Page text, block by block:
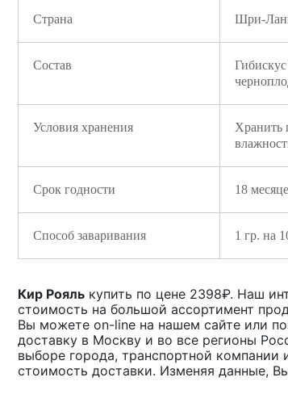
Страна Шри-
Состав
Условия хранения
Хранить
Срок годности 18
Способ заваривания 1 гр. на
Кир Роялькупить по цене 2398₽. Наш
стоимость на большой ассортимент
Вы можете on-line на нашем сайте или
доставку в Москву и во все регионы
выборе города, транспортной компании
стоимость доставки. Изменяя данные,